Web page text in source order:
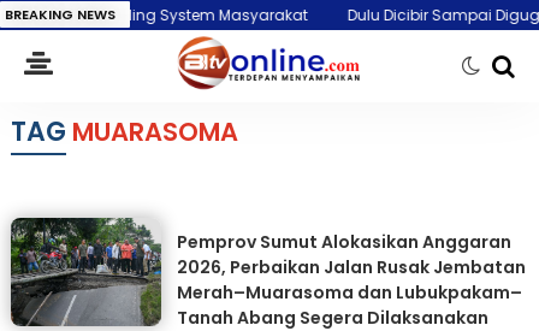
BREAKING NEWS
Jadi Cooling System Masyarakat Dulu Dicibir Sampai Digugat
TAG MUARASOMA
Pemprov Sumut Alokasikan Anggaran
2026, Perbaikan Jalan Rusak Jembatan
Merah–Muarasoma dan Lubukpakam–
Tanah Abang Segera Dilaksanakan